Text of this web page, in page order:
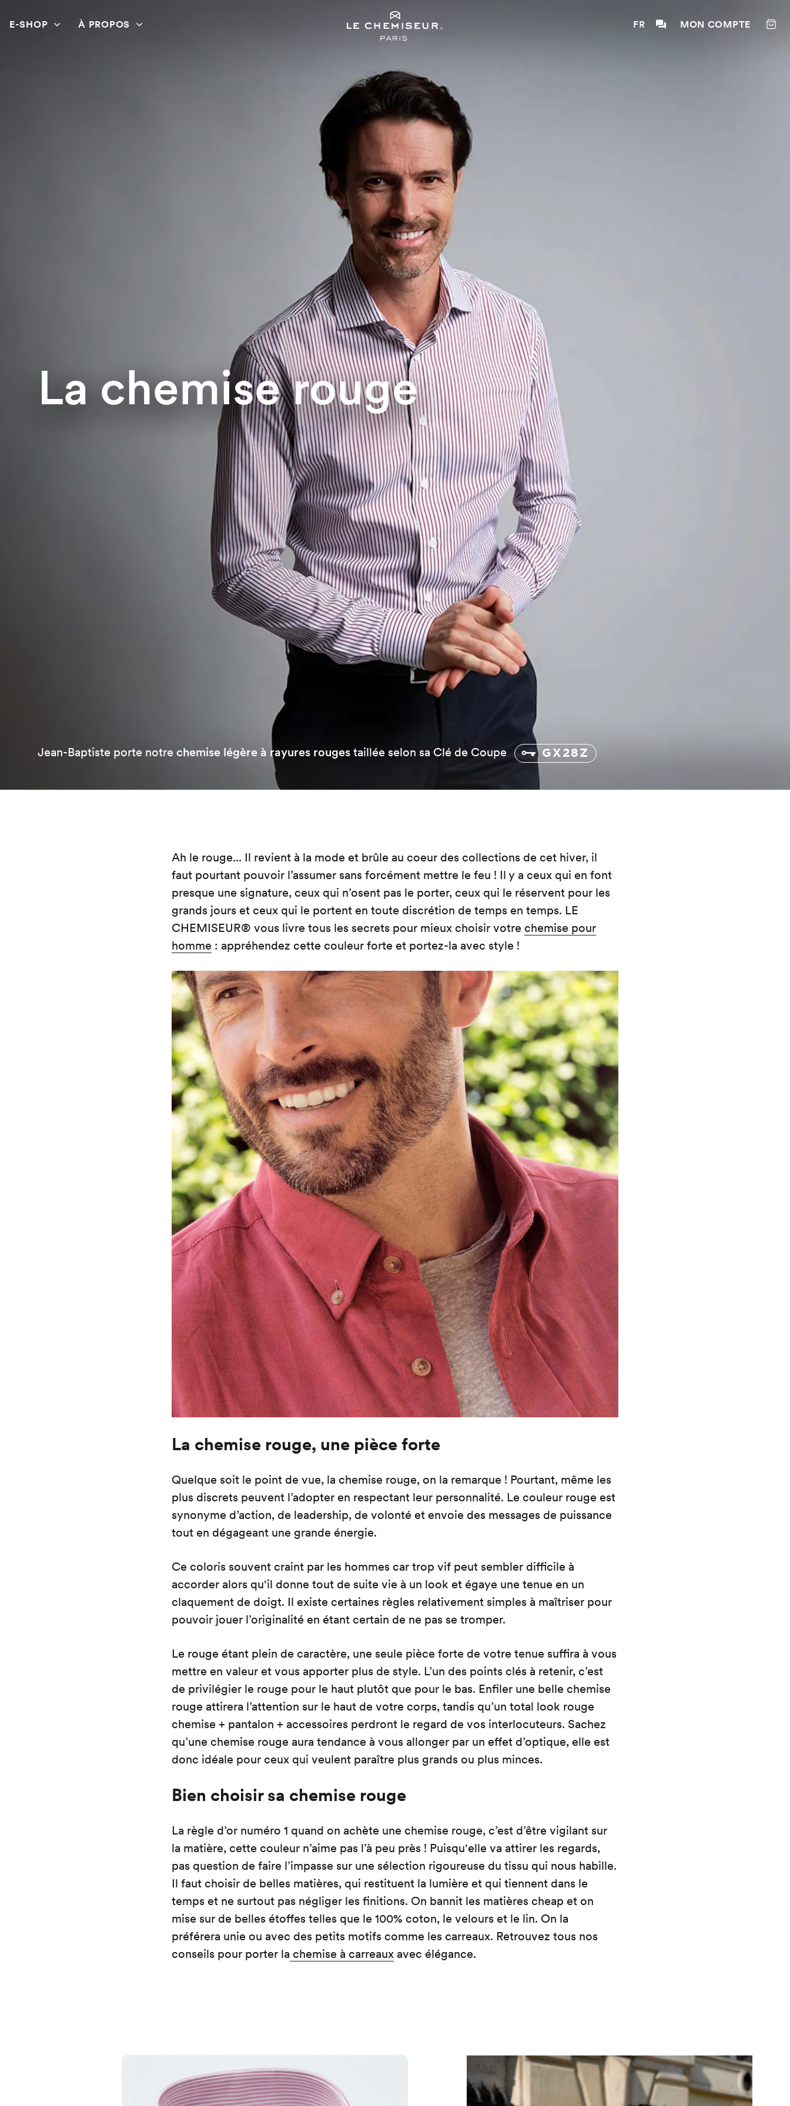
E-SHOP À PROPOS FR MON COMPTE
La chemise rouge
Jean-Baptiste porte notre chemise légère à rayures rouges taillée selon sa Clé de Coupe GX28Z
Ah le rouge... Il revient à la mode et brûle au coeur des collections de cet hiver, il
faut pourtant pouvoir l’assumer sans forcément mettre le feu ! Il y a ceux qui en font
presque une signature, ceux qui n’osent pas le porter, ceux qui le réservent pour les
grands jours et ceux qui le portent en toute discrétion de temps en temps. LE
CHEMISEUR® vous livre tous les secrets pour mieux choisir votre chemise pour
homme : appréhendez cette couleur forte et portez-la avec style !
La chemise rouge, une pièce forte
Quelque soit le point de vue, la chemise rouge, on la remarque ! Pourtant, même les
plus discrets peuvent l’adopter en respectant leur personnalité. Le couleur rouge est
synonyme d’action, de leadership, de volonté et envoie des messages de puissance
tout en dégageant une grande énergie.
Ce coloris souvent craint par les hommes car trop vif peut sembler difficile à
accorder alors qu'il donne tout de suite vie à un look et égaye une tenue en un
claquement de doigt. Il existe certaines règles relativement simples à maîtriser pour
pouvoir jouer l’originalité en étant certain de ne pas se tromper.
Le rouge étant plein de caractère, une seule pièce forte de votre tenue suffira à vous
mettre en valeur et vous apporter plus de style. L’un des points clés à retenir, c’est
de privilégier le rouge pour le haut plutôt que pour le bas. Enfiler une belle chemise
rouge attirera l’attention sur le haut de votre corps, tandis qu’un total look rouge
chemise + pantalon + accessoires perdront le regard de vos interlocuteurs. Sachez
qu’une chemise rouge aura tendance à vous allonger par un effet d’optique, elle est
donc idéale pour ceux qui veulent paraître plus grands ou plus minces.
Bien choisir sa chemise rouge
La règle d’or numéro 1 quand on achète une chemise rouge, c’est d’être vigilant sur
la matière, cette couleur n’aime pas l’à peu près ! Puisqu'elle va attirer les regards,
pas question de faire l’impasse sur une sélection rigoureuse du tissu qui nous habille.
Il faut choisir de belles matières, qui restituent la lumière et qui tiennent dans le
temps et ne surtout pas négliger les finitions. On bannit les matières cheap et on
mise sur de belles étoffes telles que le 100% coton, le velours et le lin. On la
préférera unie ou avec des petits motifs comme les carreaux. Retrouvez tous nos
conseils pour porter la chemise à carreaux avec élégance.